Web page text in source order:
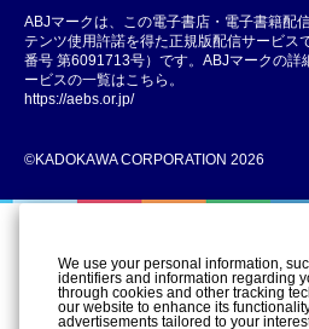
ABJマークは、この電子書店・電子書籍配
テンツ使用許諾を得た正規版配信サービス
番号 第6091713号）です。ABJマークの詳
ービスの一覧はこちら。
https://aebs.or.jp/
©KADOKAWA CORPORATION 2026
We use your personal information,
identifiers and information regarding
through cookies and other tracking
our website to enhance its
advertisements tailored to your